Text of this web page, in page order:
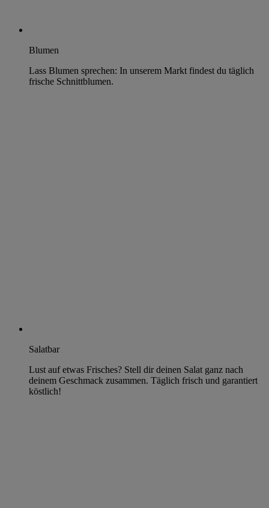
Blumen
Lass Blumen sprechen: In unserem Markt findest du täglich
frische Schnittblumen.
Salatbar
Lust auf etwas Frisches? Stell dir deinen Salat ganz nach
deinem Geschmack zusammen. Täglich frisch und garantiert
köstlich!